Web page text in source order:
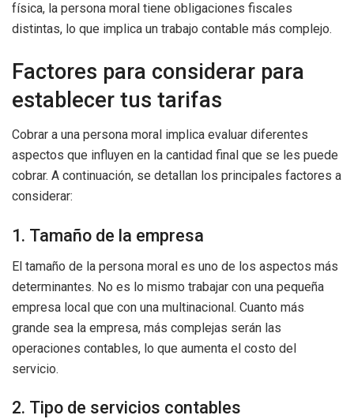
física, la persona moral tiene obligaciones fiscales
distintas, lo que implica un trabajo contable más complejo.
Factores para considerar para
establecer tus tarifas
Cobrar a una persona moral implica evaluar diferentes
aspectos que influyen en la cantidad final que se les puede
cobrar. A continuación, se detallan los principales factores a
considerar:
1. Tamaño de la empresa
El tamaño de la persona moral es uno de los aspectos más
determinantes. No es lo mismo trabajar con una pequeña
empresa local que con una multinacional. Cuanto más
grande sea la empresa, más complejas serán las
operaciones contables, lo que aumenta el costo del
servicio.
2. Tipo de servicios contables